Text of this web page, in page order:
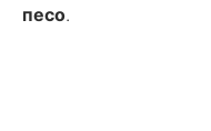
песо.